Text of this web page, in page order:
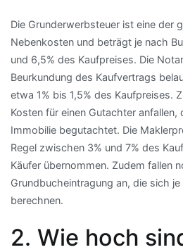
Die Grunderwerbsteuer ist eine der
Nebenkosten und beträgt je nach
und 6,5% des Kaufpreises. Die
Beurkundung des Kaufvertrags
etwa 1% bis 1,5% des Kaufpreises.
Kosten für einen Gutachter anfallen,
Immobilie begutachtet. Die
Regel zwischen 3% und 7% des
Käufer übernommen. Zudem fallen
Grundbucheintragung an, die sich
berechnen.
2. Wie hoch